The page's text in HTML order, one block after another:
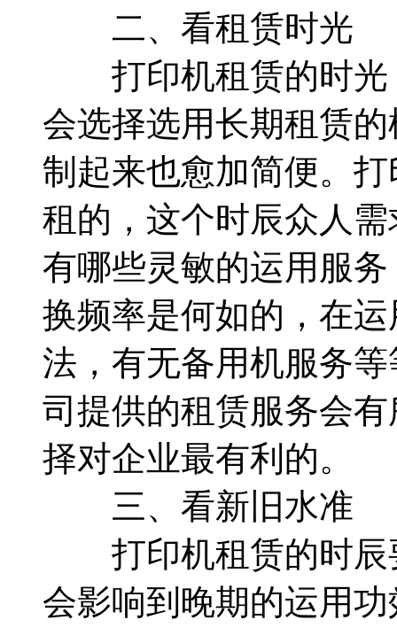
二、看租赁时光
打印机租赁的时光
会选择选用长期租赁
制起来也愈加简便。
租的，这个时辰众人
有哪些灵敏的运用服
换频率是何如的，在
法，有无备用机服务
司提供的租赁服务会
择对企业最有利的。
三、看新旧水准
打印机租赁的时辰
会影响到晚期的运用